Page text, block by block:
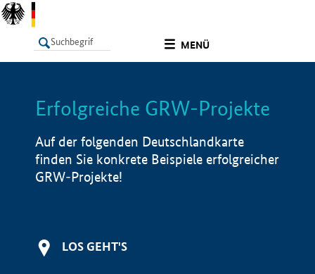
MENÜ
LISTE Info
Erfolgreiche GRW-Projekte
Auf der folgenden Deutschlandkarte
finden Sie konkrete Beispiele erfolgreicher
GRW-Projekte!
LOS GEHT'S